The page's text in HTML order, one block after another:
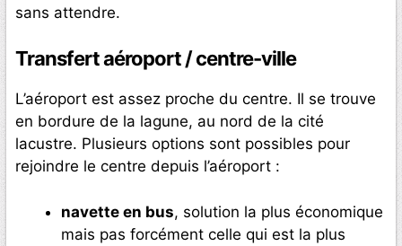
sans attendre.
Transfert aéroport / centre-ville
L’aéroport est assez proche du centre. Il se trouve
en bordure de la lagune, au nord de la cité
lacustre. Plusieurs options sont possibles pour
rejoindre le centre depuis l’aéroport :
navette en bus, solution la plus économique
mais pas forcément celle qui est la plus